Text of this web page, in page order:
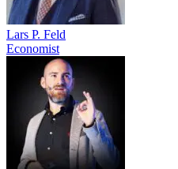
Lars P. Feld
Economist